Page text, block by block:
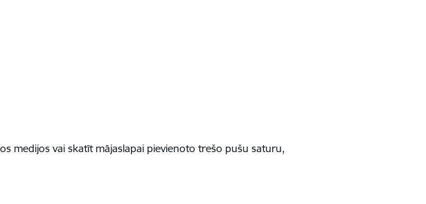
medijos vai skatīt mājaslapai pievienoto trešo pušu saturu,